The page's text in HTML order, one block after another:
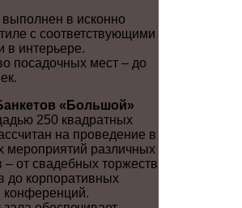
в исконно
с соответствующими
в интерьере.
посадочных мест – до
«Большой»
250 квадратных
на проведение в
мероприятий различных
от свадебных торжеств
до корпоративных
конференций.